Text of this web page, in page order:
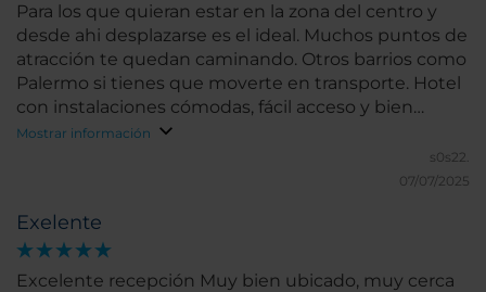
Para los que quieran estar en la zona del centro y
desde ahi desplazarse es el ideal. Muchos puntos de
atracción te quedan caminando. Otros barrios como
Palermo si tienes que moverte en transporte. Hotel
con instalaciones cómodas, fácil acceso y bien
ubicado en la zona céntrica de Buenos Aires
Mostrar información
s0s22.
07/07/2025
Exelente
Excelente recepción Muy bien ubicado, muy cerca